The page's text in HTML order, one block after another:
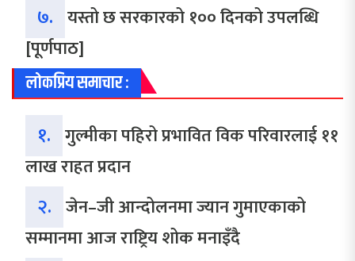
७. यस्तो छ सरकारको १०० दिनको उपलब्धि
[पूर्णपाठ]
लोकप्रिय समाचार :
१. गुल्मीका पहिरो प्रभावित विक परिवारलाई ११
लाख राहत प्रदान
२. जेन–जी आन्दोलनमा ज्यान गुमाएकाको
सम्मानमा आज राष्ट्रिय शोक मनाइँदै